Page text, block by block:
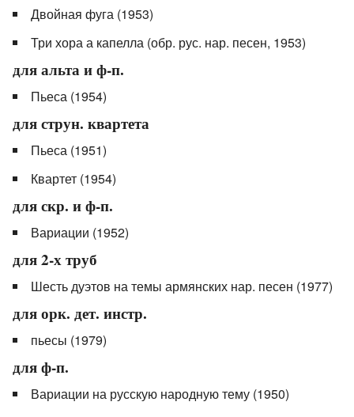
Двойная фуга (1953)
Три хора а капелла (обр. рус. нар. песен, 1953)
для альта и ф-п.
Пьеса (1954)
для струн. квартета
Пьеса (1951)
Квартет (1954)
для скр. и ф-п.
Вариации (1952)
для 2-х труб
Шесть дуэтов на темы армянских нар. песен (1977)
для орк. дет. инстр.
пьесы (1979)
для ф-п.
Вариации на русскую народную тему (1950)